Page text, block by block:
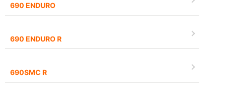
690 ENDURO
690 ENDURO R
690SMC R